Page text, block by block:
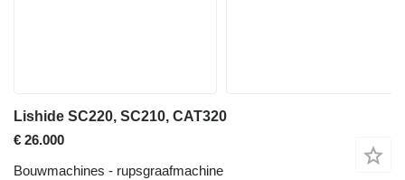
Lishide SC220, SC210, CAT320
€ 26.000
Bouwmachines - rupsgraafmachine